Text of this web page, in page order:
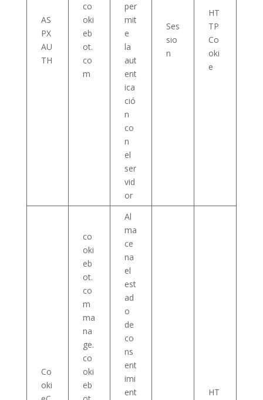
AS
PX
AU
TH
co
oki
eb
ot.
co
m
per
mit
e
la
aut
ent
ica
ció
n
co
n
el
ser
vid
or
Ses
sio
n
HT
TP
Co
oki
e
Co
oki
co
oki
eb
ot.
co
m
ma
na
ge.
co
oki
eb
Al
ma
ce
na
el
est
ad
o
de
co
ns
ent
imi
ent
HT